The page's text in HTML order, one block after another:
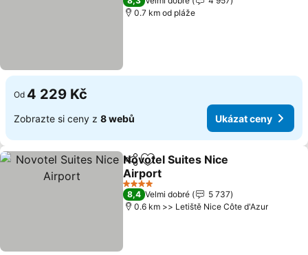
0.7 km od pláže
Od 4 229 Kč
Zobrazte si ceny z 8 webů Ukázat ceny
SdíletPřidat na seznam oblíbených
Novotel Suites Nice
Airport
Ukázat ceny
4 Počet hvězdiček
8,4 Velmi dobré
5 737
0.6 km >> Letiště Nice Côte d'Azur